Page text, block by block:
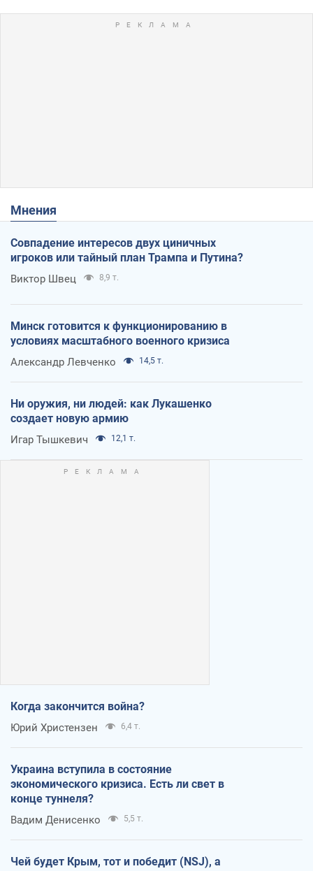
Мнения
Совпадение интересов двух циничных
игроков или тайный план Трампа и Путина?
Виктор Швец 8,9 т.
Минск готовится к функционированию в
условиях масштабного военного кризиса
Александр Левченко 14,5 т.
Ни оружия, ни людей: как Лукашенко
создает новую армию
Игар Тышкевич 12,1 т.
Когда закончится война?
Юрий Христензен 6,4 т.
Украина вступила в состояние
экономического кризиса. Есть ли свет в
конце туннеля?
Вадим Денисенко 5,5 т.
Чей будет Крым, тот и победит (NSJ), а